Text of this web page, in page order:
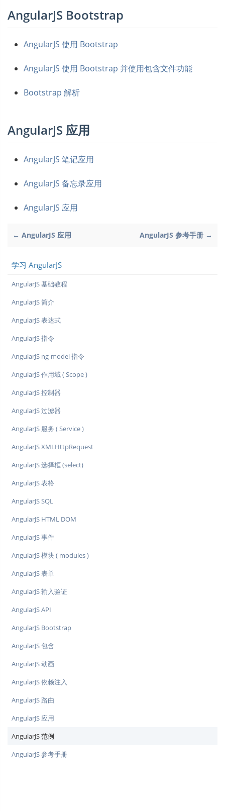
AngularJS Bootstrap
AngularJS 使用 Bootstrap
AngularJS 使用 Bootstrap 并使用包含文件功能
Bootstrap 解析
AngularJS 应用
AngularJS 笔记应用
AngularJS 备忘录应用
AngularJS 应用
← AngularJS 应用 AngularJS 参考手册 →
学习 AngularJS
AngularJS 基础教程
AngularJS 简介
AngularJS 表达式
AngularJS 指令
AngularJS ng-model 指令
AngularJS 作用域 ( Scope )
AngularJS 控制器
AngularJS 过滤器
AngularJS 服务 ( Service )
AngularJS XMLHttpRequest
AngularJS 选择框 (select)
AngularJS 表格
AngularJS SQL
AngularJS HTML DOM
AngularJS 事件
AngularJS 模块 ( modules )
AngularJS 表单
AngularJS 输入验证
AngularJS API
AngularJS Bootstrap
AngularJS 包含
AngularJS 动画
AngularJS 依赖注入
AngularJS 路由
AngularJS 应用
AngularJS 范例
AngularJS 参考手册